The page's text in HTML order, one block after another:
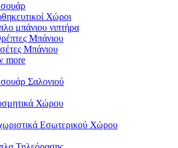
Χώροι
μπάνιου νιπτήρα
Μπάνιου
Μπάνιου
more
Σαλονιού
Χώρου
Εσωτερικού Χώρου